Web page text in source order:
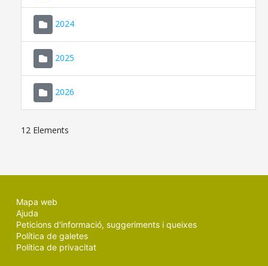
2024
2025
2026
12 Elements
Mapa web
Ajuda
Peticions d'informació, suggeriments i queixes
Política de galetes
Política de privacitat